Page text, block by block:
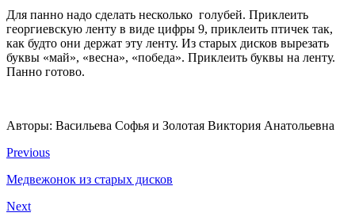
Для панно надо сделать несколько голубей. Приклеить
георгиевскую ленту в виде цифры 9, приклеить птичек так,
как будто они держат эту ленту. Из старых дисков вырезать
буквы «май», «весна», «победа». Приклеить буквы на ленту.
Панно готово.
Авторы: Васильева Софья и Золотая Виктория Анатольевна
Previous
Медвежонок из старых дисков
Next